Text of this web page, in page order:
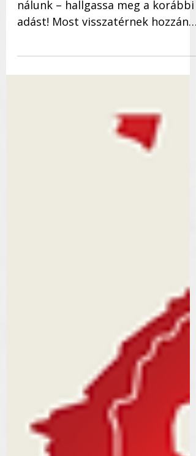
Vendégünk már korábban is járt
nálunk – hallgassa meg a korábbi
komplexebb...